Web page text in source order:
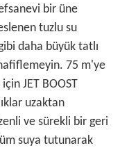
bir üne
tuzlu su
daha büyük tatlı
75 m'ye
JET BOOST
uzaktan
ve sürekli bir geri
suya tutunarak